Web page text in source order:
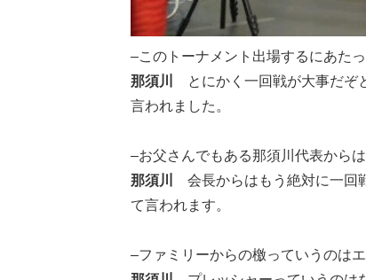
–このトーナメント出場するにあた
那須川
とにかく一回戦が大事だぞ
言われました。
–お父さんでもある那須川代表から
那須川 会長からはもう絶対に一回
て言われます。
–ファミリーからの檄っていうのは